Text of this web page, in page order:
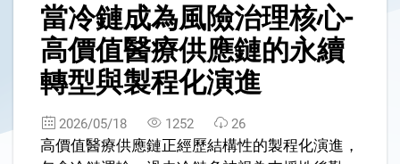
當冷鏈成為風險治理核心-
高價值醫療供應鏈的永續
轉型與製程化演進
2026/05/18 1252 26
高價值醫療供應鏈正經歷結構性的製程化演進，